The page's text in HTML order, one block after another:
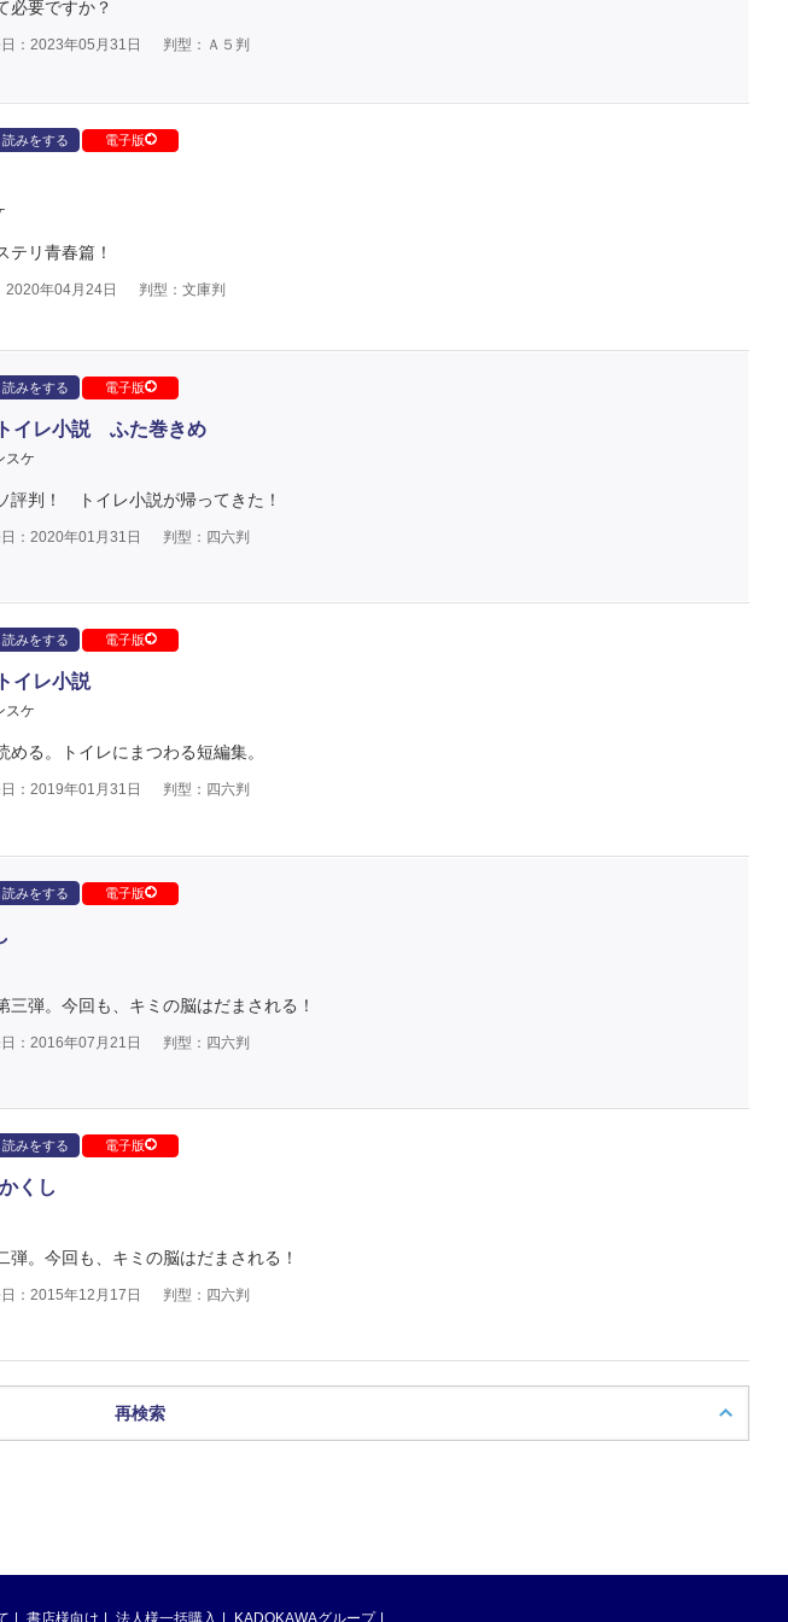
必要ですか？
：2023年05月31日 判型：Ａ５判
みをする 電子版
テリ青春篇！
2020年04月24日 判型：文庫判
みをする 電子版
イレ小説 ふた巻きめ
スケ
評判！ トイレ小説が帰ってきた！
：2020年01月31日 判型：四六判
みをする 電子版
イレ小説
スケ
る。トイレにまつわる短編集。
：2019年01月31日 判型：四六判
みをする 電子版
弾。今回も、キミの脳はだまされる！
：2016年07月21日 判型：四六判
みをする 電子版
くし
。今回も、キミの脳はだまされる！
：2015年12月17日 判型：四六判
再検索
書店様向け 法人様一括購入 KADOKAWAグループ